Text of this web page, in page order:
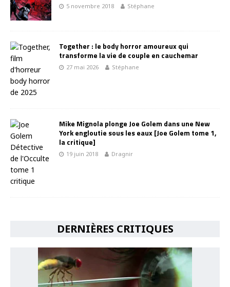
5 novembre 2018 Stéphane
Together : le body horror amoureux qui
transforme la vie de couple en cauchemar
27 mai 2026 Stéphane
Mike Mignola plonge Joe Golem dans une New
York engloutie sous les eaux [Joe Golem tome 1,
la critique]
19 juin 2018 Dragnir
DERNIÈRES CRITIQUES